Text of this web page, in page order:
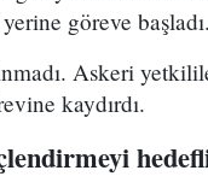
göreve başladı.
Askeri
kaydırdı.